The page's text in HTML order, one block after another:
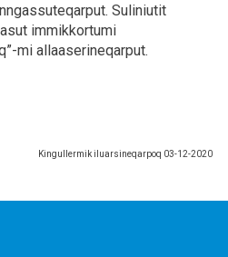
Suliniutit
immikkortumi
mi allaaserineqarput.
Kingullermik iluarsineqarpoq 03-12-2020